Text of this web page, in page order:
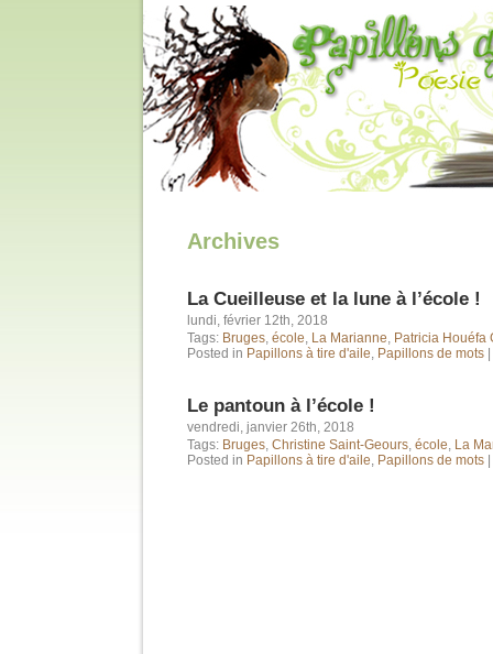
Archives
La Cueilleuse et la lune à l’école !
lundi, février 12th, 2018
Tags: Bruges, école, La Marianne, Patricia Houéfa
Posted in Papillons à tire d'aile, Papillons de mots
Le pantoun à l’école !
vendredi, janvier 26th, 2018
Tags: Bruges, Christine Saint-Geours, école, La
Posted in Papillons à tire d'aile, Papillons de mots